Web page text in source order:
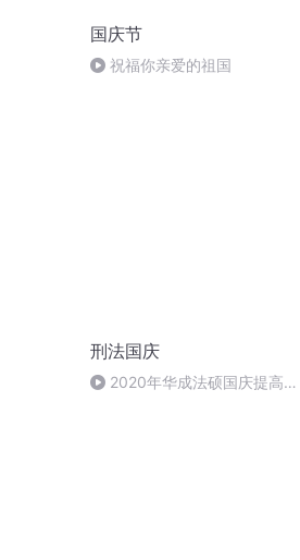
国庆节
祝福你亲爱的祖国
刑法国庆
2020年华成法硕国庆提高班